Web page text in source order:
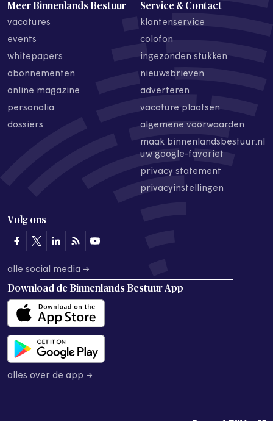
Meer Binnenlands Bestuur
vacatures
events
whitepapers
abonnementen
online magazine
personalia
dossiers
Service & Contact
klantenservice
colofon
ingezonden stukken
nieuwsbrieven
adverteren
vacature plaatsen
algemene voorwaarden
maak binnenlandsbestuur.nl
uw google-favoriet
privacy statement
privacyinstellingen
Volg ons
alle social media →
Download de Binnenlands Bestuur App
alles over de app →